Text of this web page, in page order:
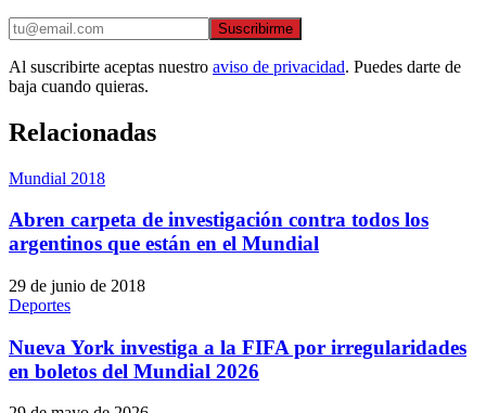
Suscribirme
Al suscribirte aceptas nuestro aviso de privacidad. Puedes darte de
baja cuando quieras.
Relacionadas
Mundial 2018
Abren carpeta de investigación contra todos los
argentinos que están en el Mundial
29 de junio de 2018
Deportes
Nueva York investiga a la FIFA por irregularidades
en boletos del Mundial 2026